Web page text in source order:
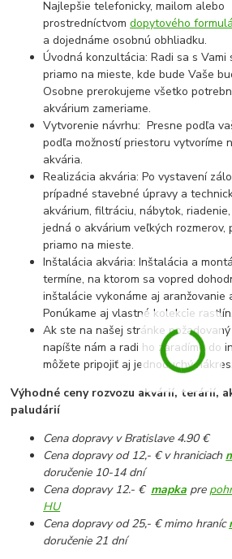
Najlepšie telefonicky, mailom alebo
prostredníctvomdopytového
a dojednáme osobnú obhliadku.
Úvodná konzultácia: Radi sa s
priamo na mieste, kde bude Vaše
Osobne prerokujeme všetko
akvárium zameriame.
Vytvorenie návrhu: Presne podľa
podľa možností priestoru vytvoríme
akvária.
Realizácia akvária: Po vystavení
prípadné stavebné úpravy a
akvárium, filtráciu, nábytok,
jedná o akvárium veľkých rozmerov,
priamo na mieste.
Inštalácia akvária: Inštalácia a
termíne, na ktorom sa vopred
inštalácie vykonáme aj aranžovanie
Ponúkame aj vlastné kolekcie rastlín.
Ak ste na našej stránke
napíšte nám a radi ho zaradíme do
môžete pripojiť aj jednoduchý
Výhodné ceny rozvozu akvárií, terárií,
paludárií
Cena dopravy v Bratislave 4.90 €
Cena dopravy od 12,- € v hraniciach
doručenie 10-14 dní
Cena dopravy 12.- € mapka pre
HU
Cena dopravy od 25,- € mimo hraníc
doručenie 21 dní